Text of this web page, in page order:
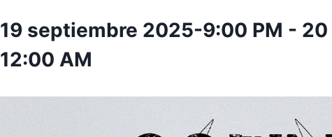
19 septiembre 2025-9:00 PM -
12:00 AM